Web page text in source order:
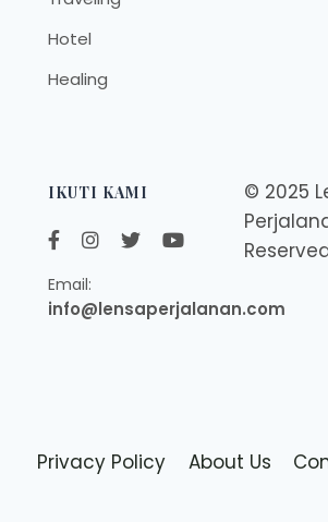
Hotel
Healing
IKUTI KAMI
Email:
info@lensaperjalanan.com
© 2025
Privacy Policy About Us